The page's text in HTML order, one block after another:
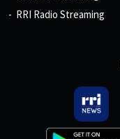
RRI Radio Streaming